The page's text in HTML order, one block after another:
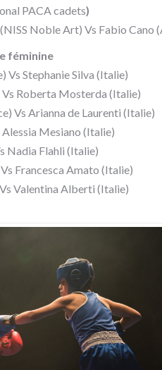
PACA cadets)
Noble Art) Vs Fabio Cano
féminine
Vs Stephanie Silva (Italie)
Roberta Mosterda (Italie)
Vs Arianna de Laurenti (Italie)
Mesiano (Italie)
Nadia Flahli (Italie)
Francesca Amato (Italie)
Valentina Alberti (Italie)